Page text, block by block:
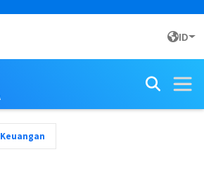
ID
Keuangan